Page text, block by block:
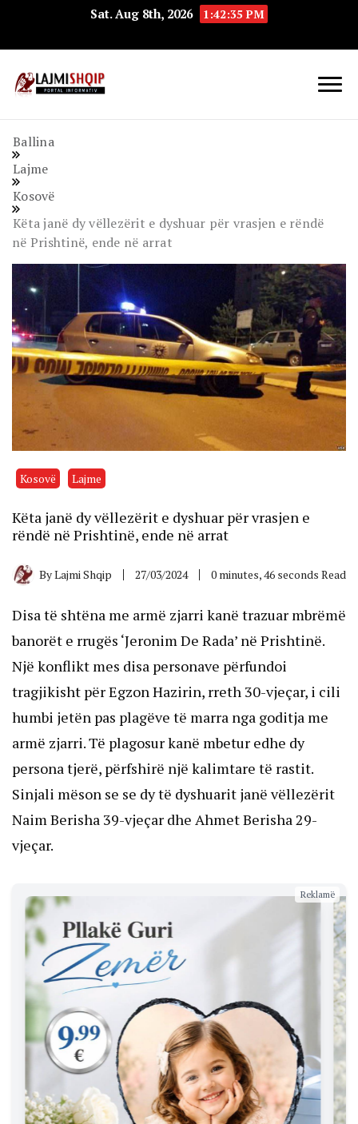
Sat. Aug 8th, 2026 1:42:36 PM
Ballina
Lajme
Kosovë
Këta janë dy vëllezërit e dyshuar për vrasjen e rëndë
në Prishtinë, ende në arrat
Kosovë Lajme
Këta janë dy vëllezërit e dyshuar për vrasjen e
rëndë në Prishtinë, ende në arrat
ByLajmi Shqip 27/03/2024 0 minutes, 46 seconds Read
Disa të shtëna me armë zjarri kanë trazuar mbrëmë
banorët e rrugës ‘Jeronim De Rada’ në Prishtinë.
Një konflikt mes disa personave përfundoi
tragjikisht për Egzon Hazirin, rreth 30-vjeçar, i cili
humbi jetën pas plagëve të marra nga goditja me
armë zjarri. Të plagosur kanë mbetur edhe dy
persona tjerë, përfshirë një kalimtare të rastit.
Sinjali mëson se se dy të dyshuarit janë vëllezërit
Naim Berisha 39-vjeçar dhe Ahmet Berisha 29-
vjeçar.
Reklamë